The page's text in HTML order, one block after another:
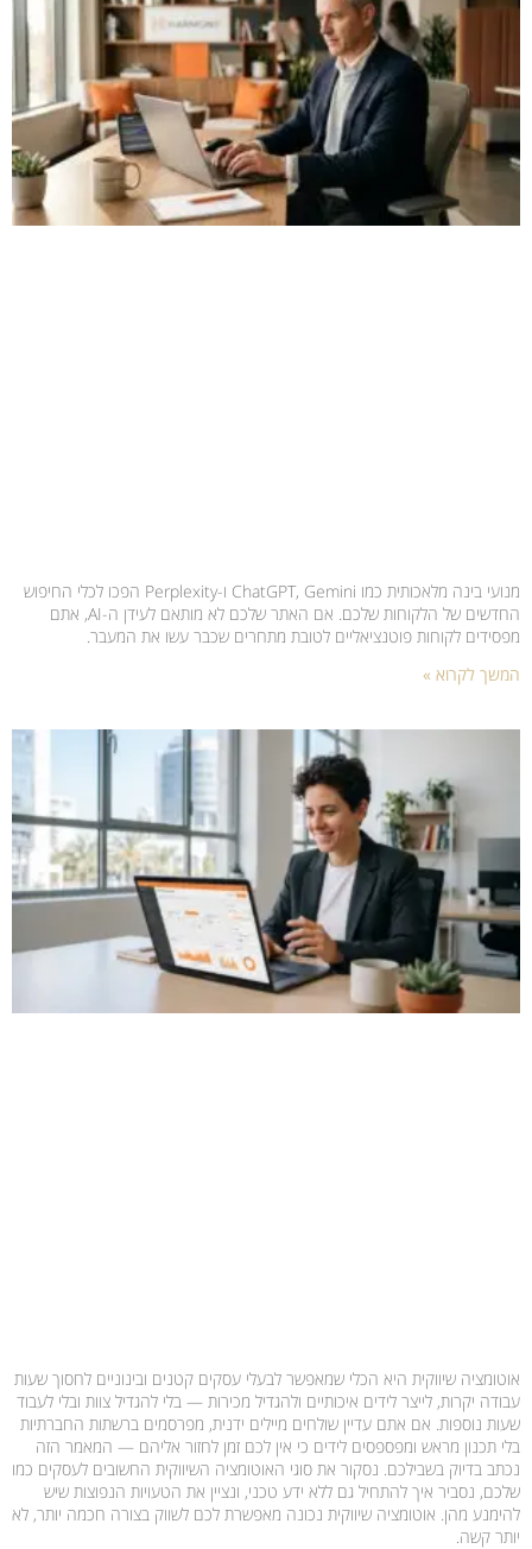
מנועי בינה מלאכותית כמו ChatGPT, Gemini ו-Perplexity הפכו לכלי החיפוש
החדשים של הלקוחות שלכם. אם האתר שלכם לא מותאם לעידן ה-AI, אתם
מפסידים לקוחות פוטנציאליים לטובת מתחרים שכבר עשו את המעבר.
המשך לקרוא »
אוטומציה שיווקית היא הכלי שמאפשר לבעלי עסקים קטנים ובינוניים לחסוך שעות
עבודה יקרות, לייצר לידים איכותיים ולהגדיל מכירות — בלי להגדיל צוות ובלי לעבוד
שעות נוספות. אם אתם עדיין שולחים מיילים ידנית, מפרסמים ברשתות החברתיות
בלי תכנון מראש ומפספסים לידים כי אין לכם זמן לחזור אליהם — המאמר הזה
נכתב בדיוק בשבילכם. נסקור את סוגי האוטומציה השיווקית החשובים לעסקים כמו
שלכם, נסביר איך להתחיל גם ללא ידע טכני, ונציין את הטעויות הנפוצות שיש
להימנע מהן. אוטומציה שיווקית נכונה מאפשרת לכם לשווק בצורה חכמה יותר, לא
יותר קשה.